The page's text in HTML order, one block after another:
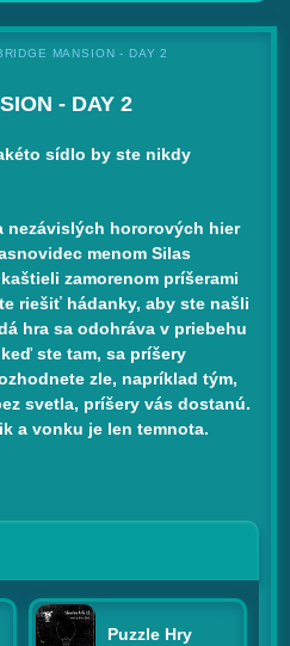
MANSION - DAY 2
- DAY 2
sídlo by ste nikdy
nezávislých hororových hier
menom Silas
zamorenom príšerami
riešiť hádanky, aby ste našli
hra sa odohráva v priebehu
ste tam, sa príšery
zle, napríklad tým,
svetla, príšery vás dostanú.
a vonku je len temnota.
Puzzle Hry